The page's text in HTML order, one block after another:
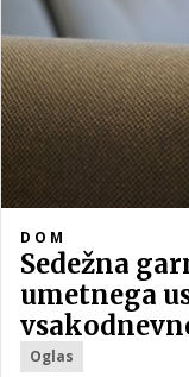
DOM
Sedežna
umetnega
Oglas